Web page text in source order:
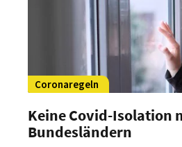
Coronaregeln
Keine Covid-Isolation
Bundesländern